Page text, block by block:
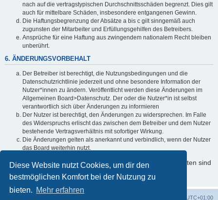
Diese Website nutzt Cookies, um dir den
bestmöglichen Komfort bei der Nutzung zu
bieten. Mehr erfahren
nach auf die vertragstypischen Durchschnittsschäden begrenzt. Dies gilt
auch für mittelbare Schäden, insbesondere entgangenen Gewinn.
Die Haftungsbegrenzung der Absätze a bis c gilt sinngemäß auch
zugunsten der Mitarbeiter und Erfüllungsgehilfen des Betreibers.
Ansprüche für eine Haftung aus zwingendem nationalem Recht bleiben
unberührt.
6. ÄNDERUNGSVORBEHALT
Der Betreiber ist berechtigt, die Nutzungsbedingungen und die
Datenschutzrichtlinie jederzeit und ohne besondere Information der
Nutzer*innen zu ändern. Veröffentlicht werden diese Änderungen im
Allgemeinen Board>Datenschutz. Der oder die Nutzer*in ist selbst
verantwortlich sich über Änderungen zu informieren
Der Nutzer ist berechtigt, den Änderungen zu widersprechen. Im Falle
des Widerspruchs erlischt das zwischen dem Betreiber und dem Nutzer
bestehende Vertragsverhältnis mit sofortiger Wirkung.
Die Änderungen gelten als anerkannt und verbindlich, wenn der Nutzer
das Board weiterhin nutzt.
Informationen über den Umgang mit Ihren persönlichen Daten sind
in der Datenschutzrichtlinie enthalten.
UTC+01:00